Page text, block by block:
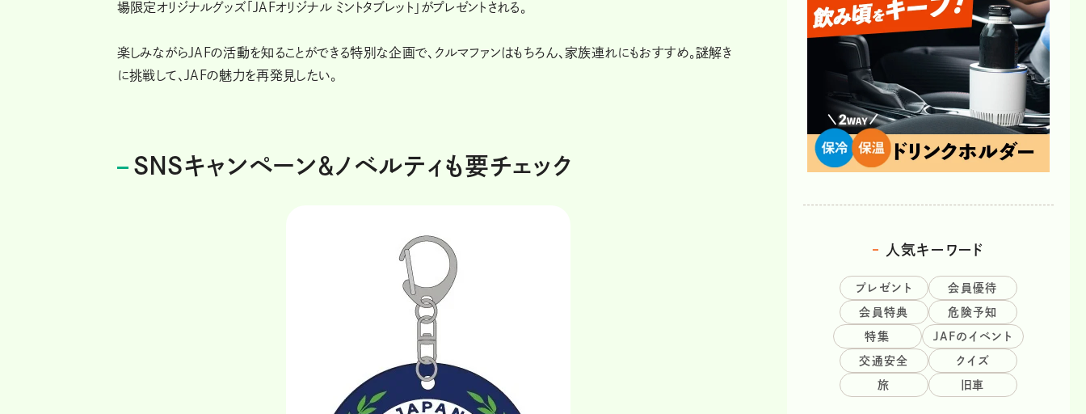
場限定オリジナルグッズ「JAFオリジナル ミントタブレット」がプレゼントされる。
楽しみながらJAFの活動を知ることができる特別な企画で、クルマファンはもちろん、家族連れにもおすすめ。謎解き
に挑戦して、JAFの魅力を再発見したい。
SNSキャンペーン＆ノベルティも要チェック
人気キーワード
プレゼント 会員優待
会員特典 危険予知
特集 JAFのイベント
交通安全 クイズ
旅 旧車